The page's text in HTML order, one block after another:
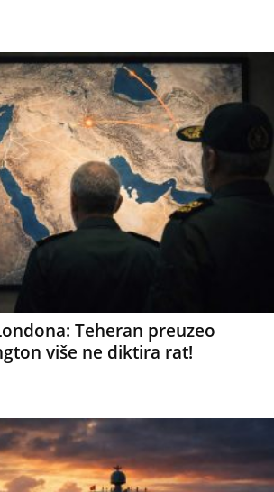
Teheran preuzeo
više ne diktira rat!